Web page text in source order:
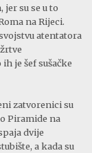
su se u to
na Rijeci.
atentatora
je šef sušačke
zatvorenici su
Piramide na
dvije
a kada su